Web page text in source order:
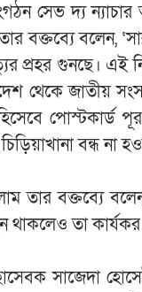
সেভ দ্য
বক্তব্যে বলেন,
প্রহর গুনছে। এই
থেকে জাতীয়
পোস্টকার্ড
বন্ধ না
তার বক্তব্যে
তা কার্যকর
সাজেদা